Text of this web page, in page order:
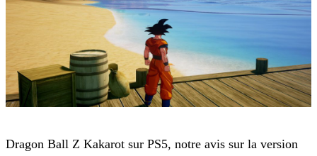
Dragon Ball Z Kakarot sur PS5, notre avis sur la version